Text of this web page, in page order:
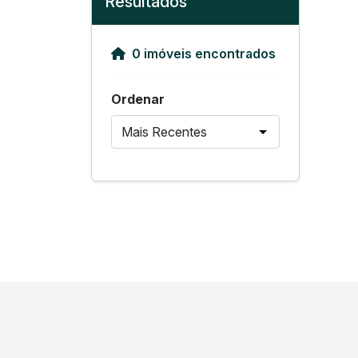
0 imóveis encontrados
Ordenar